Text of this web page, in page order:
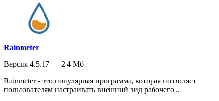
Rainmeter
Версия 4.5.17 — 2.4 Мб
Rainmeter - это популярная программа, которая позволяет
пользователям настраивать внешний вид рабочего...